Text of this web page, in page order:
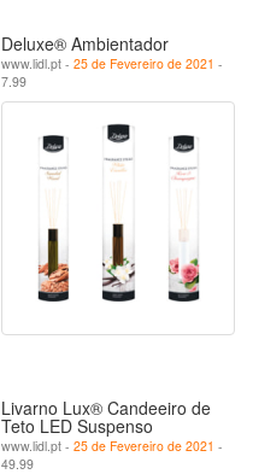
Deluxe® Ambientador
www.lidl.pt - 25 de Fevereiro de 2021 -
7.99
Livarno Lux® Candeeiro de
Teto LED Suspenso
www.lidl.pt - 25 de Fevereiro de 2021 -
49.99